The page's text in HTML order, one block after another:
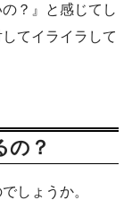
？』と感じてし
てイライラして
の？
しょうか。